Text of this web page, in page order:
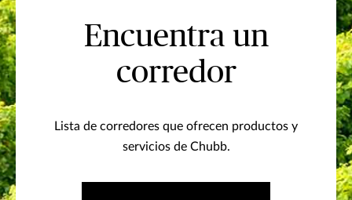
Encuentra un
corredor
Lista de corredores que ofrecen productos y
servicios de Chubb.